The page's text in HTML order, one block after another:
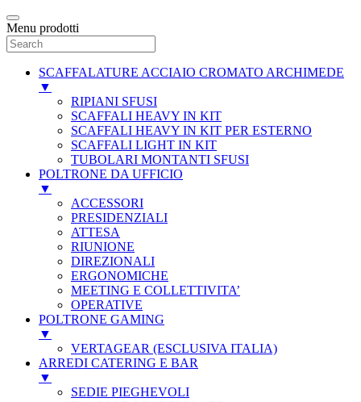
Menu prodotti
SCAFFALATURE ACCIAIO CROMATO ARCHIMEDE
▼
RIPIANI SFUSI
SCAFFALI HEAVY IN KIT
SCAFFALI HEAVY IN KIT PER ESTERNO
SCAFFALI LIGHT IN KIT
TUBOLARI MONTANTI SFUSI
POLTRONE DA UFFICIO
▼
ACCESSORI
PRESIDENZIALI
ATTESA
RIUNIONE
DIREZIONALI
ERGONOMICHE
MEETING E COLLETTIVITA’
OPERATIVE
POLTRONE GAMING
▼
VERTAGEAR (ESCLUSIVA ITALIA)
ARREDI CATERING E BAR
▼
SEDIE PIEGHEVOLI